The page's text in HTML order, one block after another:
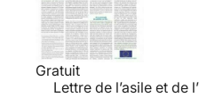
Gratuit
Lettre de l’asile et de